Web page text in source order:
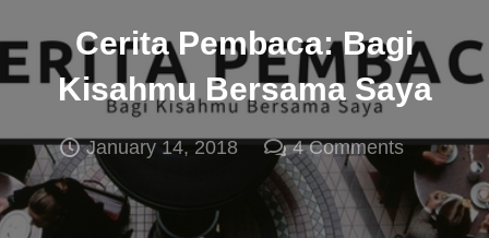
Cerita Pembaca: Bagi
Kisahmu Bersama Saya
January 14, 2018 4Comments